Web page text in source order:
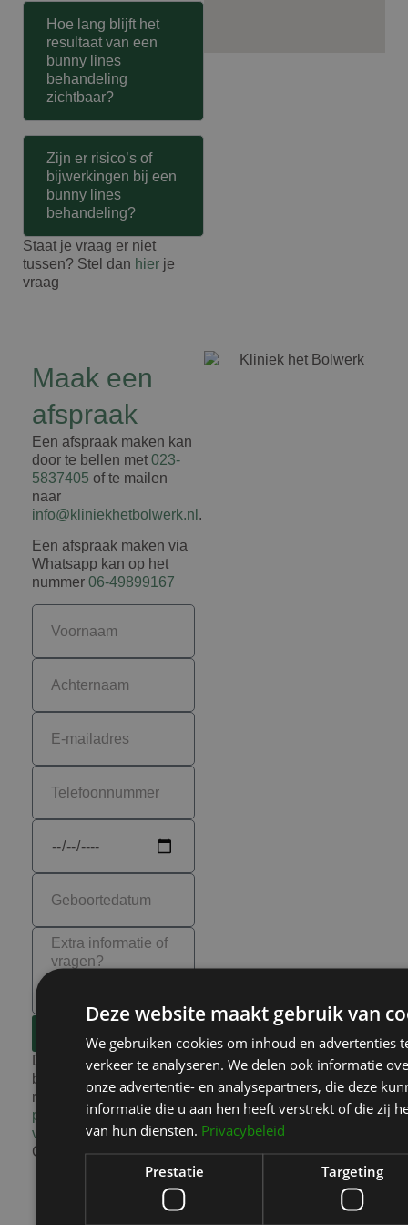
Hoe lang blijft het
resultaat van een
bunny lines
behandeling
zichtbaar?
Zijn er risico’s of
bijwerkingen bij een
bunny lines
behandeling?
Staat je vraag er niet
tussen? Stel dan hier je
vraag
Maak een
afspraak
Een afspraak maken kan
door te bellen met 023-
5837405 of te mailen
naar
info@kliniekhetbolwerk.nl .
Een afspraak maken via
Whatsapp kan op het
nummer 06-49899167
aanvraag
Deze site wordt
beschermd door
reCAPTCHA en het
privacybeleiden de
voorwaarde n van
Google.
Deze website maakt gebruik van
We gebruiken cookies om inhoud en advertenties
verkeer te analyseren. We delen ook informatie
onze advertentie- en analysepartners, die deze
informatie die u aan hen heeft verstrekt of die zij
van hun diensten. Privacybeleid
Prestatie Targeting